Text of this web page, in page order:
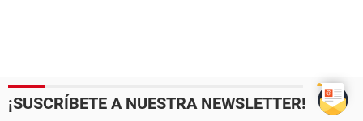
¡SUSCRÍBETE A NUESTRA NEWSLETTER!